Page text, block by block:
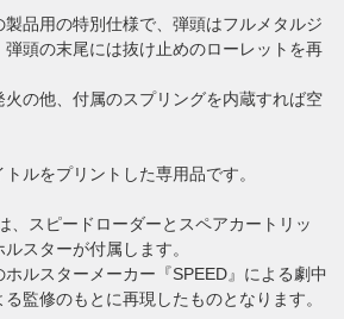
品用の特別仕様で、弾頭はフルメタルジ
弾頭の末尾には抜け止めのローレットを再
の他、付属のスプリングを内蔵すれば空
ルをプリントした専用品です。
、スピードローダーとスペアカートリッ
スターが付属します。
ルスターメーカー『SPEED』による劇中
監修のもとに再現したものとなります。